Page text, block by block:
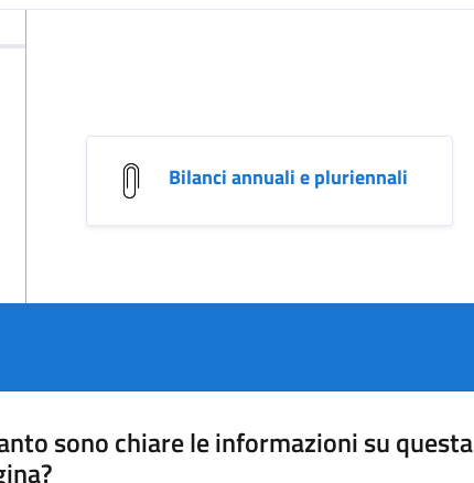
Bilanci annuali e pluriennali
sono chiare le informazioni su questa